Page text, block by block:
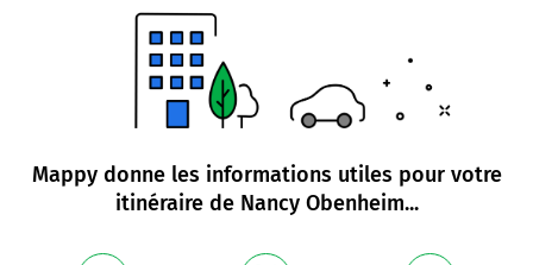
Mappy donne les informations utiles pour votre
itinéraire de Nancy Obenheim...